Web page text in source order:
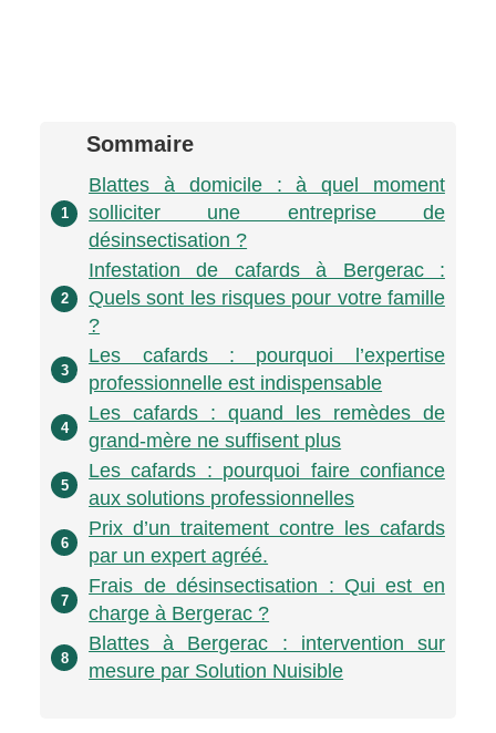
Sommaire
1
Blattes à domicile : à quel moment
solliciter une entreprise de
désinsectisation ?
2
Infestation de cafards à Bergerac :
Quels sont les risques pour votre famille
?
3
Les cafards : pourquoi l’expertise
professionnelle est indispensable
4
Les cafards : quand les remèdes de
grand-mère ne suffisent plus
5
Les cafards : pourquoi faire confiance
aux solutions professionnelles
6
Prix d’un traitement contre les cafards
par un expert agréé.
7
Frais de désinsectisation : Qui est en
charge à Bergerac ?
8
Blattes à Bergerac : intervention sur
mesure par Solution Nuisible